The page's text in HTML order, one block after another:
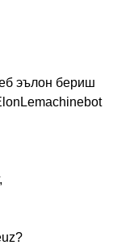
эълон бериш